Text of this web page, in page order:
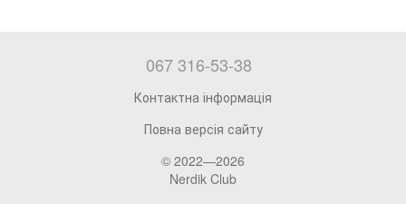
067 316-53-38
Контактна інформація
Повна версія сайту
© 2022—2026
Nerdik Club